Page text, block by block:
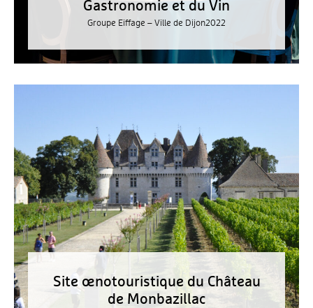
Gastronomie et du Vin
Groupe Eiffage – Ville de Dijon2022
Site œnotouristique du Château
de Monbazillac